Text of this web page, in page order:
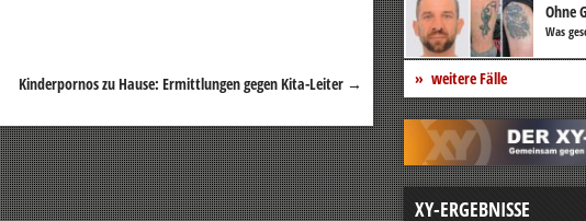
Kinderpornos zu Hause: Ermittlungen gegen Kita-Leiter →
Ohne
Was
weitere Fälle
XY-ERGEBNISSE